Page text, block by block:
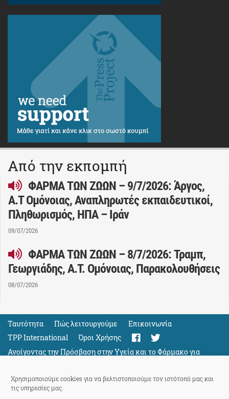
Χρησιμοποιούμε cookies για να βελτιστοποιούμε τον ιστότοπό μας και
τις υπηρεσίες μας.
Από την εκπομπή
ΦΑΡΜΑ ΤΩΝ ΖΩΩΝ – 9/7/2026: Άργος,
Α.Τ Ομόνοιας, Αναπληρωτές εκπαιδευτικοί,
Πληθωρισμός, ΗΠΑ – Ιράν
09/07/2026
ΦΑΡΜΑ ΤΩΝ ΖΩΩΝ – 8/7/2026: Τραμπ,
Γεωργιάδης, Α.Τ. Ομόνοιας, Παρακολουθήσεις
08/07/2026
Ταυτότητα Πώς λειτουργούμε
Eπικοινωνία
TPP International
Όροι Χρήσης
Ανοίγοντας την Πρόσβαση στην Υγεία και το Φάρμακο για
Όλους
Support